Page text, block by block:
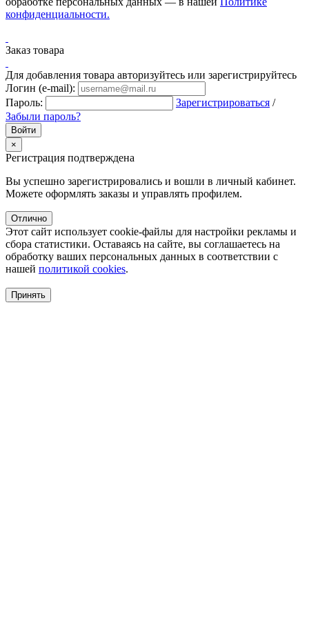
конфиденциальности.
Заказ товара
Для добавления товара авторизуйтесь или зарегистрируйтесь
Логин (e-mail):
Пароль:
Зарегистрироваться /
Забыли пароль?
×
Регистрация подтверждена
Вы успешно зарегистрировались и вошли в личный кабинет.
Можете оформлять заказы и управлять профилем.
Отлично
Этот сайт использует cookie-файлы для настройки рекламы и
сбора статистики. Оставаясь на сайте, вы соглашаетесь на
обработку ваших персональных данных в соответствии с
нашей политикой cookies.
Принять